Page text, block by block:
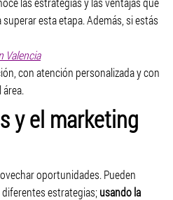
esta etapa. Además, si estás
Valencia
con atención personalizada y con
y el marketing
oportunidades. Pueden
estrategias;usando la
EL SITIO WEB